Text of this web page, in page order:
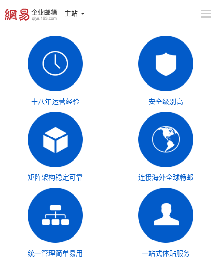
主站
十八年运营经验 安全级别高
矩阵架构稳定可靠 连接海外全球畅邮
统一管理简单易用 一站式体贴服务